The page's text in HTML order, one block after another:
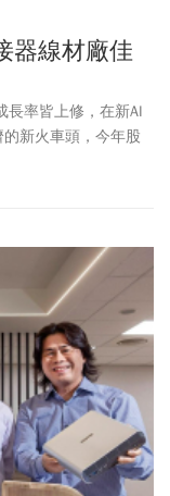
器線材廠佳
長率皆上修，在新AI
新火車頭，今年股